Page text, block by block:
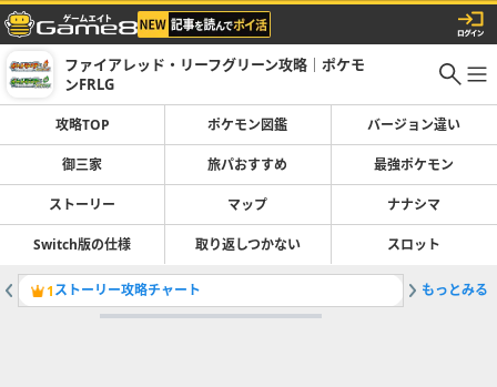
ファイアレッド・リーフグリーン攻略｜ポケモ
ンFRLG
攻略TOP ポケモン図鑑 バージョン違い
御三家 旅パおすすめ 最強ポケモン
ストーリー マップ ナナシマ
Switch版の仕様 取り返しつかない スロット
1ストーリー攻略チャート 2ポケモ
もっとみる